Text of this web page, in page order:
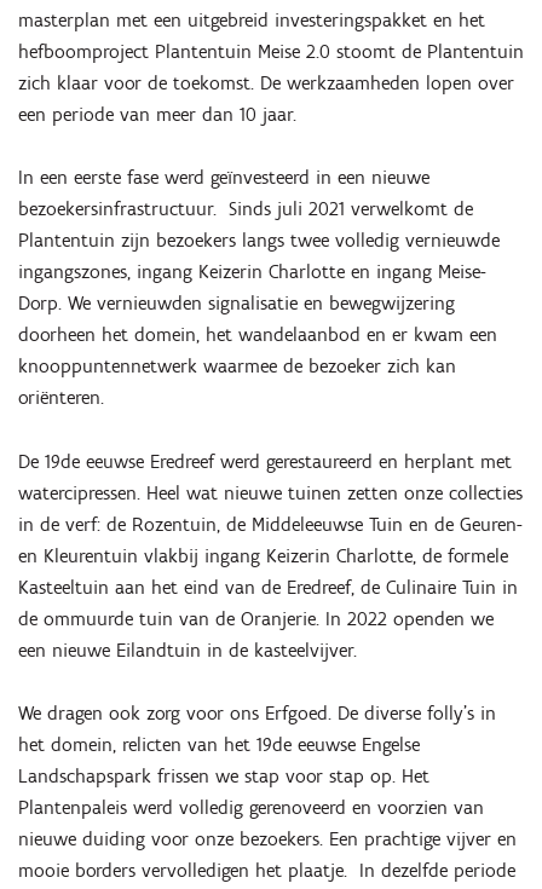
masterplan met een uitgebreid investeringspakket en het
hefboomproject Plantentuin Meise 2.0 stoomt de Plantentuin
zich klaar voor de toekomst. De werkzaamheden lopen over
een periode van meer dan 10 jaar.
In een eerste fase werd geïnvesteerd in een nieuwe
bezoekersinfrastructuur. Sinds juli 2021 verwelkomt de
Plantentuin zijn bezoekers langs twee volledig vernieuwde
ingangszones, ingang Keizerin Charlotte en ingang Meise-
Dorp. We vernieuwden signalisatie en bewegwijzering
doorheen het domein, het wandelaanbod en er kwam een
knooppuntennetwerk waarmee de bezoeker zich kan
oriënteren.
De 19de eeuwse Eredreef werd gerestaureerd en herplant met
watercipressen. Heel wat nieuwe tuinen zetten onze collecties
in de verf: de Rozentuin, de Middeleeuwse Tuin en de Geuren-
en Kleurentuin vlakbij ingang Keizerin Charlotte, de formele
Kasteeltuin aan het eind van de Eredreef, de Culinaire Tuin in
de ommuurde tuin van de Oranjerie. In 2022 openden we
een nieuwe Eilandtuin in de kasteelvijver.
We dragen ook zorg voor ons Erfgoed. De diverse folly’s in
het domein, relicten van het 19de eeuwse Engelse
Landschapspark frissen we stap voor stap op. Het
Plantenpaleis werd volledig gerenoveerd en voorzien van
nieuwe duiding voor onze bezoekers. Een prachtige vijver en
mooie borders vervolledigen het plaatje. In dezelfde periode